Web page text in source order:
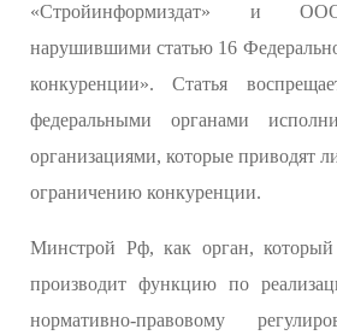
«Стройинформиздат» и
нарушившими статью 16
конкуренции». Статья
федеральными органами
организациями, которые приводят
ограничению конкуренции.
Минстрой Рф, как орган,
производит функцию по
нормативно-правовому